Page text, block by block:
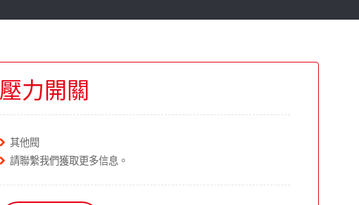
壓力開關
其他閥
請聯繫我們獲取更多信息。